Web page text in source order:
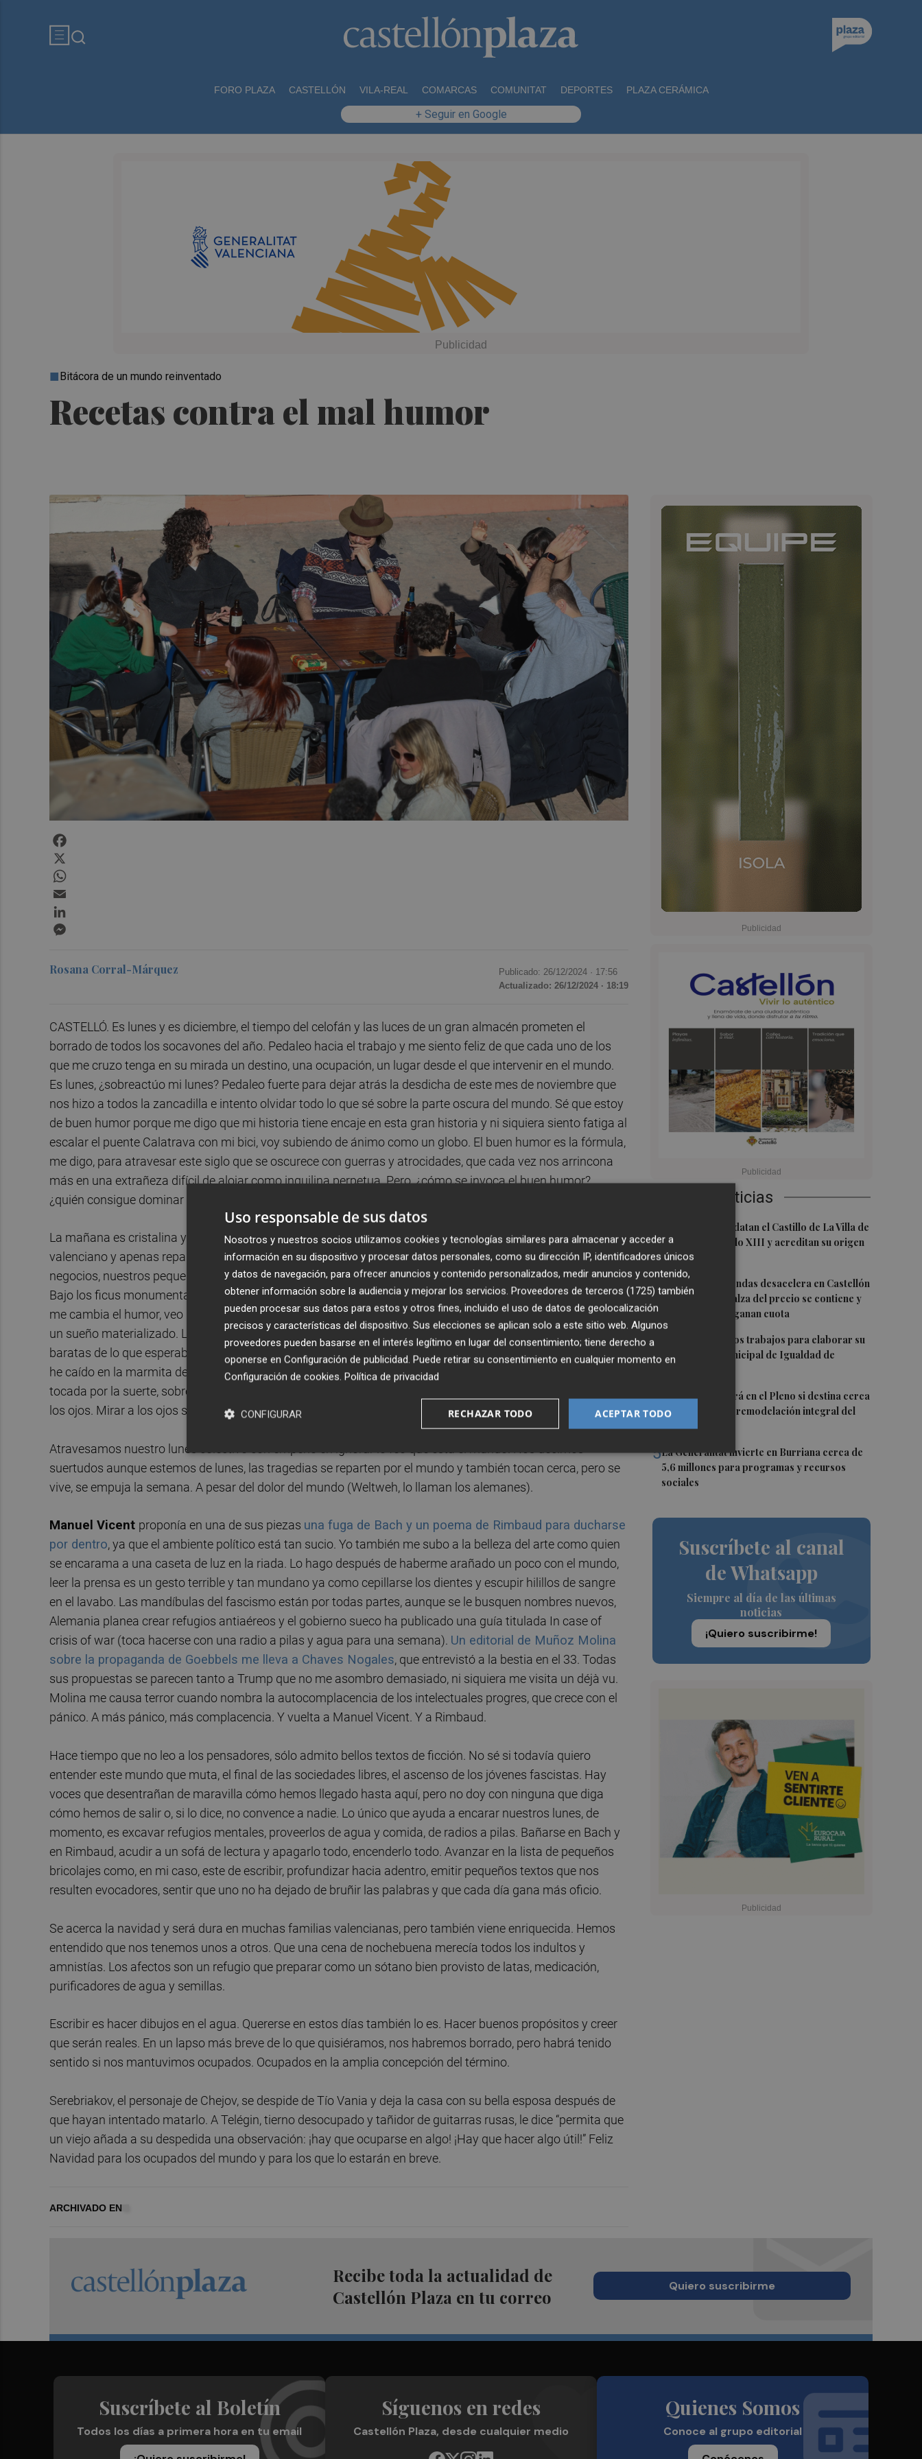
FORO PLAZA CASTELLÓN VILA-REAL COMARCAS COMUNITAT DEPORTES PLAZA CERÁMICA
+ Seguir en Google
Recetas contra el mal humor
Bitácora de un mundo reinventado
Últimas Noticias
Investigadores datan el Castillo de La Villa de
El Toro en el siglo XIII y acreditan su origen
cristiano
2 La venta de viviendas desacelera en Castellón
y cae un 15%: el alza del precio se contiene y
los extranjeros ganan cuota
3
Vila-real inicia los trabajos para elaborar su
primer Plan Municipal de Igualdad de
4Burriana decidirá en el Pleno si destina cerca
de un millón a la remodelación integral del
Camí Fondo
5La Generalitat invierte en Burriana cerca de
5,6 millones para programas y recursos
sociales
Suscríbete al canal
de Whatsapp
Siempre al día de las últimas
noticias
¡Quiero suscribirme!
Rosana Corral-Márquez Publicado: 26/12/2024 · 17:56
Actualizado: 26/12/2024 · 18:19
CASTELLÓ. Es lunes y es diciembre, el tiempo del celofán y las luces de un gran almacén prometen el
borrado de todos los socavones del año. Pedaleo hacia el trabajo y me siento feliz de que cada uno de los
que me cruzo tenga en su mirada un destino, una ocupación, un lugar desde el que intervenir en el mundo.
Es lunes, ¿sobreactúo mi lunes? Pedaleo fuerte para dejar atrás la desdicha de este mes de noviembre que
nos hizo a todos la zancadilla e intento olvidar todo lo que sé sobre la parte oscura del mundo. Sé que estoy
de buen humor porque me digo que mi historia tiene encaje en esta gran historia y ni siquiera siento fatiga al
escalar el puente Calatrava con mi bici, voy subiendo de ánimo como un globo. El buen humor es la fórmula,
me digo, para atravesar este siglo que se oscurece con guerras y atrocidades, que cada vez nos arrincona
más en una extrañeza difícil de alojar como inquilina perpetua. Pero, ¿cómo se invoca el buen humor?,
¿quién consigue dominar sus requiebros?
La mañana es cristalina y el sol es dulce en la cara, pero eso pasa casi siempre en nuestro invierno
valenciano y apenas reparamos en ello. Hoy veo cómo abrimos las persianas de nuestros pequeños
negocios, nuestros pequeños destinos, y soñamos con llegar al viernes sin haber perdido el sentido de vivir.
Bajo los ficus monumentales de la Glorieta, miro pasar bancos de turistas en bicicleta como pececillos y no
me cambia el humor, veo un negocio en obras y me habla de promesas, de gente que planifica y arriesga, de
un sueño materializado. Las flores que venden en la papelería de Artes Gráficas me han parecido más
baratas de lo que esperaba y este detalle me delata: creo que tengo el síndrome de Amelie pero, ¿acaso me
he caído en la marmita de un druida? Mi humor es tan bueno que la gente que ocupa las terrazas me parece
tocada por la suerte, sobre todo si no fuerza la nuca con sus móviles, si tiene alguien delante a quien mirar a
los ojos. Mirar a los ojos se ha convertido en un lujo contemporáneo y aún no le hemos puesto precio, ¿o sí?
Atravesamos nuestro lunes colectivo con empeño en ignorar lo feo que está el mundo. Nos decimos
suertudos aunque estemos de lunes, las tragedias se reparten por el mundo y también tocan cerca, pero se
vive, se empuja la semana. A pesar del dolor del mundo (Weltweh, lo llaman los alemanes).
Manuel Vicent proponía en una de sus piezas una fuga de Bach y un poema de Rimbaud para ducharse
por dentro, ya que el ambiente político está tan sucio. Yo también me subo a la belleza del arte como quien
se encarama a una caseta de luz en la riada. Lo hago después de haberme arañado un poco con el mundo,
leer la prensa es un gesto terrible y tan mundano ya como cepillarse los dientes y escupir hilillos de sangre
en el lavabo. Las mandíbulas del fascismo están por todas partes, aunque se le busquen nombres nuevos,
Alemania planea crear refugios antiaéreos y el gobierno sueco ha publicado una guía titulada In case of
crisis of war (toca hacerse con una radio a pilas y agua para una semana). Un editorial de Muñoz Molina
sobre la propaganda de Goebbels me lleva a Chaves Nogales, que entrevistó a la bestia en el 33. Todas
sus propuestas se parecen tanto a Trump que no me asombro demasiado, ni siquiera me visita un déjà vu.
Molina me causa terror cuando nombra la autocomplacencia de los intelectuales progres, que crece con el
pánico. A más pánico, más complacencia. Y vuelta a Manuel Vicent. Y a Rimbaud.
Hace tiempo que no leo a los pensadores, sólo admito bellos textos de ficción. No sé si todavía quiero
entender este mundo que muta, el final de las sociedades libres, el ascenso de los jóvenes fascistas. Hay
voces que desentrañan de maravilla cómo hemos llegado hasta aquí, pero no doy con ninguna que diga
cómo hemos de salir o, si lo dice, no convence a nadie. Lo único que ayuda a encarar nuestros lunes, de
momento, es excavar refugios mentales, proveerlos de agua y comida, de radios a pilas. Bañarse en Bach y
en Rimbaud, acudir a un sofá de lectura y apagarlo todo, encenderlo todo. Avanzar en la lista de pequeños
bricolajes como, en mi caso, este de escribir, profundizar hacia adentro, emitir pequeños textos que nos
resulten evocadores, sentir que uno no ha dejado de bruñir las palabras y que cada día gana más oficio.
Se acerca la navidad y será dura en muchas familias valencianas, pero también viene enriquecida. Hemos
entendido que nos tenemos unos a otros. Que una cena de nochebuena merecía todos los indultos y
amnistías. Los afectos son un refugio que preparar como un sótano bien provisto de latas, medicación,
purificadores de agua y semillas.
Escribir es hacer dibujos en el agua. Quererse en estos días también lo es. Hacer buenos propósitos y creer
que serán reales. En un lapso más breve de lo que quisiéramos, nos habremos borrado, pero habrá tenido
sentido si nos mantuvimos ocupados. Ocupados en la amplia concepción del término.
Serebriakov, el personaje de Chejov, se despide de Tío Vania y deja la casa con su bella esposa después de
que hayan intentado matarlo. A Telégin, tierno desocupado y tañidor de guitarras rusas, le dice “permita que
un viejo añada a su despedida una observación: ¡hay que ocuparse en algo! ¡Hay que hacer algo útil!” Feliz
Navidad para los ocupados del mundo y para los que lo estarán en breve.
ARCHIVADO EN
Recibe toda la actualidad de
Castellón Plaza en tu correo
Quiero suscribirme
Suscríbete al Boletín
Todos los días a primera hora en tu email
Síguenos en redes
Castellón Plaza, desde cualquier medio
Quienes Somos
Conoce al grupo editorial
Uso responsable de sus datos
Nosotros y nuestros socios utilizamos cookies y tecnologías similares para almacenar y acceder a
información en su dispositivo y procesar datos personales, como su dirección IP, identificadores únicos
y datos de navegación, para ofrecer anuncios y contenido personalizados, medir anuncios y contenido,
obtener información sobre la audiencia y mejorar los servicios. Proveedores de terceros (1725) también
pueden procesar sus datos para estos y otros fines, incluido el uso de datos de geolocalización
precisos y características del dispositivo. Sus elecciones se aplican solo a este sitio web. Algunos
proveedores pueden basarse en el interés legítimo en lugar del consentimiento; tiene derecho a
oponerse en Configuración de publicidad. Puede retirar su consentimiento en cualquier momento en
Configuración de cookies. Política de privacidad
ACEPTAR TODO
RECHAZAR TODO
CONFIGURAR